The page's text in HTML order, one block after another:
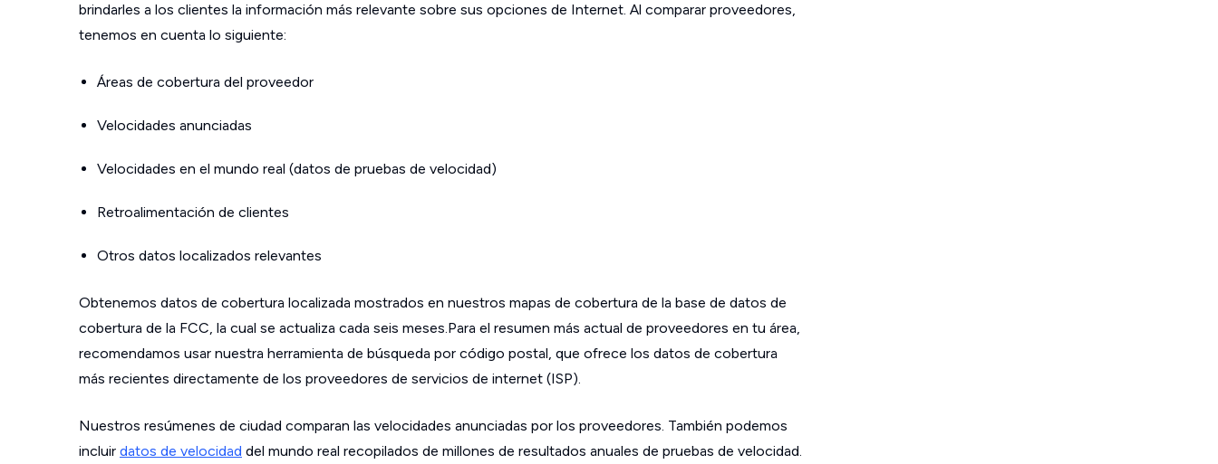
brindarles a los clientes la información más relevante sobre sus opciones de Internet. Al comparar proveedores,
tenemos en cuenta lo siguiente:
Áreas de cobertura del proveedor
Velocidades anunciadas
Velocidades en el mundo real (datos de pruebas de velocidad)
Retroalimentación de clientes
Otros datos localizados relevantes
Obtenemos datos de cobertura localizada mostrados en nuestros mapas de cobertura de la base de datos de
cobertura de la FCC, la cual se actualiza cada seis meses.Para el resumen más actual de proveedores en tu área,
recomendamos usar nuestra herramienta de búsqueda por código postal, que ofrece los datos de cobertura
más recientes directamente de los proveedores de servicios de internet (ISP).
Nuestros resúmenes de ciudad comparan las velocidades anunciadas por los proveedores. También podemos
incluir datos de velocidad del mundo real recopilados de millones de resultados anuales de pruebas de velocidad.